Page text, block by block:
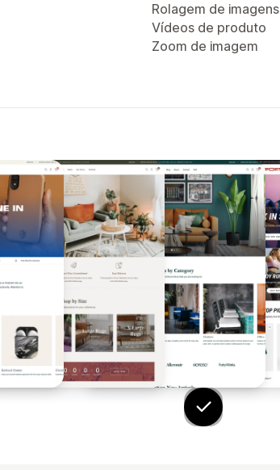
Rolagem de imagens
Vídeos de produto
Zoom de imagem